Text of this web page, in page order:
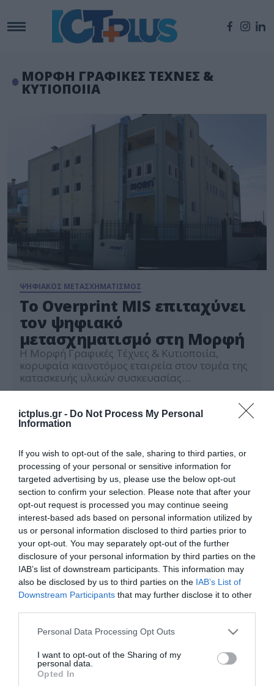
ictplus.gr - Do Not Process My Personal
Information
If you wish to opt-out of the sale, sharing to third parties, or
processing of your personal or sensitive information for
targeted advertising by us, please use the below opt-out
section to confirm your selection. Please note that after your
opt-out request is processed you may continue seeing
interest-based ads based on personal information utilized by
us or personal information disclosed to third parties prior to
your opt-out. You may separately opt-out of the further
disclosure of your personal information by third parties on the
IAB’s list of downstream participants. This information may
also be disclosed by us to third parties on the IAB’s List of
Downstream Participants that may further disclose it to other
Please note that this website/app uses one or more Google
not limited to your visit or usage behaviour. You may click to
grant or deny consent to Google and its third-party tags to
use your data for below specified purposes in below Google
Personal Data Processing Opt Outs
I want to opt-out of the Sharing of my
personal data.
Opted In
ΜΟΡΦΗ ΓΡΑΦΙΚΕΣ ΤΕΧΝΕΣ &
ΚΥΤΙΟΠΟΙΙΑ
ΨΗΦΙΑΚΟΣ ΜΕΤΑΣΧΗΜΑΤΙΣΜΟΣ
Το Overprint MIS επιταχύνει
τον ψηφιακό
μετασχηματισμό στη Μορφή
Η Μορφή Γραφικές Τέχνες & Κυτιοποιία,
κορυφαία καινοτόμος εταιρεία στον τομέα της
κατασκευής υλικών συσκευασίας
φαρμακευτικών και καλλυντικών προϊόντων,
υπέγραψε πρόσφατα συμφωνία με την bel για
την υλοποίηση του Overprint Management
Information System. Αυτή η συνεργασία
υιοθετήσει τον ψηφιακό μετασχηματισμό και
να βελτιστοποιήσει τις λειτουργίες της στην
ταχέως εξελισσόμενη […]